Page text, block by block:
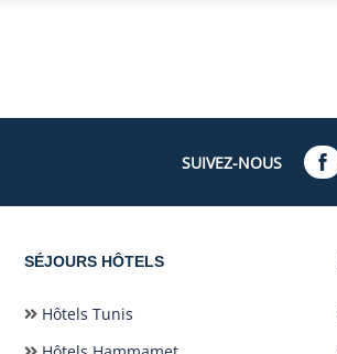
SUIVEZ-NOUS
SÉJOURS HÔTELS
Hôtels Tunis